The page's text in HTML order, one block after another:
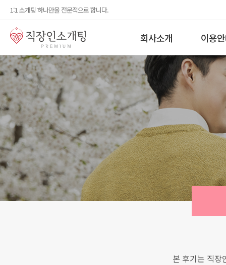
1:1 소개팅 하나만을 전문적으로 합니다.
회사소개 이용
본 후기는 직장